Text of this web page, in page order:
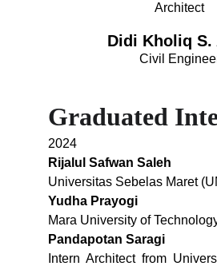
Didi Kholiq S.
Architect
Civil
Graduated
2024
Rijalul Safwan Saleh
Universitas Sebelas Maret
Yudha Prayogi
Mara University of
Pandapotan Saragi
Intern Architect from